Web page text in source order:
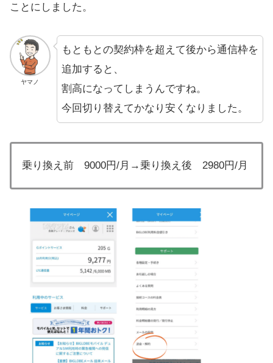
ことにしました。
ヤマノ
もともとの契約枠を超えて後から通信枠を
追加すると、
割高になってしまうんですね。
今回切り替えてかなり安くなりました。
乗り換え前 9000円/月→乗り換え後 2980円/月